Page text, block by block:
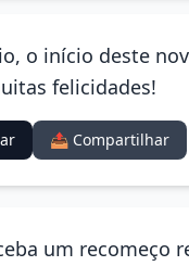
o início deste
felicidades!
📤 Compartilhar
um recomeço